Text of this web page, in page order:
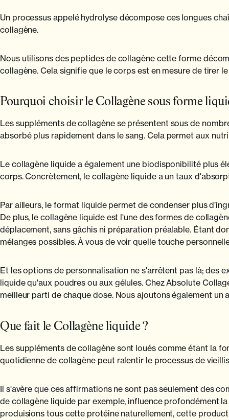
Un processus appelé hydrolyse décompose ces longues
collagène.
Nous utilisons des peptides de collagène cette forme
collagène. Cela signifie que le corps est en mesure de tirer
Pourquoi choisir le Collagène sous forme
Les suppléments de collagène se présentent sous de
absorbé plus rapidement dans le sang. Cela permet aux
Le collagène liquide a également une biodisponibilité plus
corps. Concrètement, le collagène liquide a un taux
Par ailleurs, le format liquide permet de condenser plus
De plus, le collagène liquide est l'une des formes de
déplacement, sans gâchis ni préparation préalable. Étant
mélanges possibles. À vous de voir quelle touche
Et les options de personnalisation ne s'arrêtent pas là; des
liquide qu'aux poudres ou aux gélules. Chez Absolute
meilleur parti de chaque dose. Nous ajoutons également
Que fait le Collagène liquide ?
Les suppléments de collagène sont loués comme étant la
quotidienne de collagène peut ralentir le processus de
Il s'avère que ces affirmations ne sont pas seulement des
de collagène liquide par exemple, influence profondément
produisions tous cette protéine naturellement, cette